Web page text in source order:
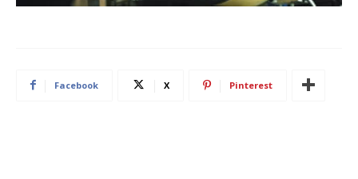
Facebook X Pinterest